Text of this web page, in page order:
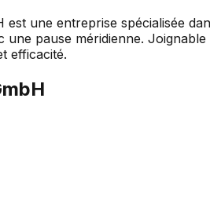
une entreprise spécialisée
une pause méridienne.
efficacité.